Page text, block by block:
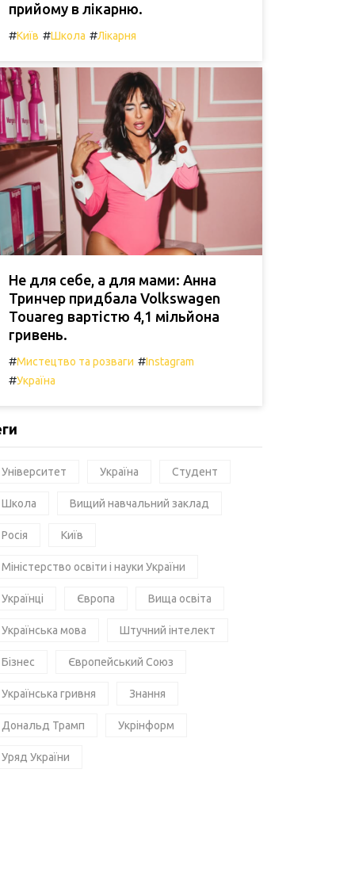
прийому в лікарню.
#Київ #Школа #Лікарня
Не для себе, а для мами: Анна
Тринчер придбала Volkswagen
Touareg вартістю 4,1 мільйона
гривень.
#Мистецтво та розваги #Instagram
#Україна
Університет Україна Студент
Школа Вищий навчальний заклад
Росія Київ
Міністерство освіти і науки України
Українці Європа Вища освіта
Українська мова Штучний інтелект
Бізнес Європейський Союз
Українська гривня Знання
Дональд Трамп Укрінформ
Уряд України